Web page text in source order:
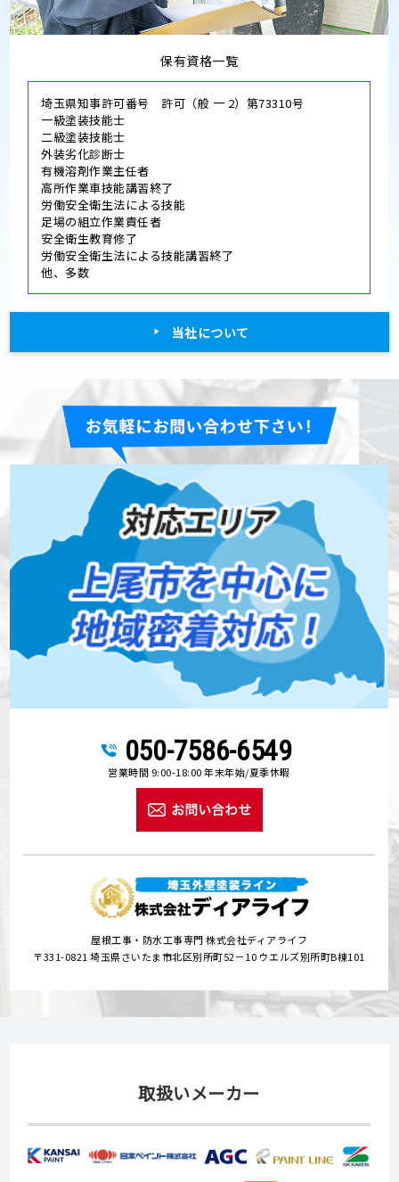
保有資格一覧
埼玉県知事許可番号 許可（般 一 2）第73310号
一級塗装技能士
二級塗装技能士
外装劣化診断士
有機溶剤作業主任者
高所作業車技能講習終了
労働安全衛生法による技能
足場の組立作業責任者
安全衛生教育修了
労働安全衛生法による技能講習終了
他、多数
当社について
050-7586-6549
営業時間 9:00-18:00 年末年始/夏季休暇
屋根工事・防水工事専門 株式会社ディアライフ
〒331-0821 埼玉県さいたま市北区別所町52－10 ウエルズ別所町B棟101
取扱いメーカー